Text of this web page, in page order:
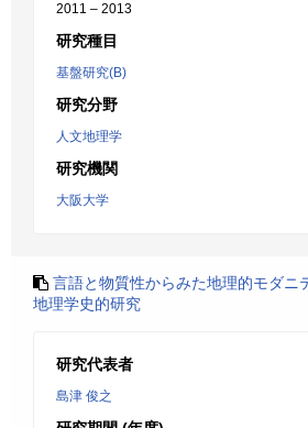
2011 – 2013
研究種目
基盤研究(B)
研究分野
人文地理学
研究機関
大阪大学
言語と物質性からみた地理的モダニ
地理学史的研究
研究代表者
島津 俊之